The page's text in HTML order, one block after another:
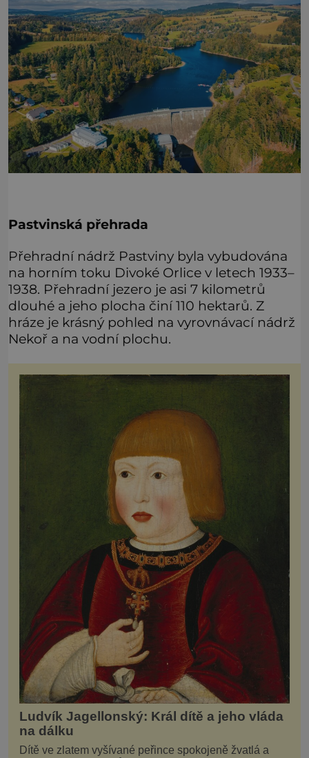
Pastvinská přehrada
Přehradní nádrž Pastviny byla vybudována
na horním toku Divoké Orlice v letech 1933–
1938. Přehradní jezero je asi 7 kilometrů
dlouhé a jeho plocha činí 110 hektarů. Z
hráze je krásný pohled na vyrovnávací nádrž
Nekoř a na vodní plochu.
Ludvík Jagellonský: Král dítě a jeho vláda
na dálku
Dítě ve zlatem vyšívané peřince spokojeně žvatlá a